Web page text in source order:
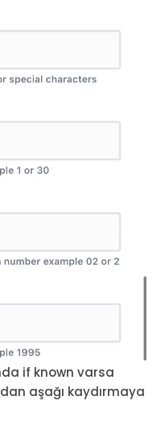
if known varsa
aşağı kaydırmaya